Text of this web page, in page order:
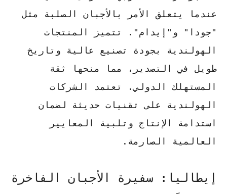
عندما يتعلق الأمر بالأجبان الصلبة مثل
"جودا" و"إيدام".
تتميز المنتجات
الهولندية بجودة تصنيع عالية وتاريخ
طويل في التصدير، مما منحها ثقة
المستهلك الدولي. تعتمد الشركات
الهولندية على تقنيات حديثة لضمان
استدامة الإنتاج وتلبية المعايير
العالمية الصارمة.
إيطاليا: سفيرة الأجبان الفاخرة